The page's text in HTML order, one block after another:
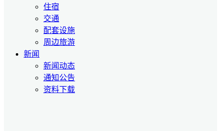
住宿
交通
配套设施
周边旅游
新闻
新闻动态
通知公告
资料下载